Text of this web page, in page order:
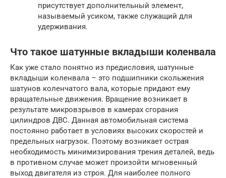
присутствует дополнительный элемент,
называемый усиком, также служащий для
удерживания.
Что такое шатунные вкладыши коленвала
Как уже стало понятно из предисловия, шатунные
вкладыши коленвала – это подшипники скольжения
шатунов коленчатого вала, которые придают ему
вращательные движения. Вращение возникает в
результате микровзрывов в камерах сгорания
цилиндров ДВС. Данная автомобильная система
постоянно работает в условиях высоких скоростей и
предельных нагрузок. Поэтому возникает острая
необходимость минимизирования трения деталей, ведь
в противном случае может произойти мгновенный
выход двигателя из строя. Для наиболее полного